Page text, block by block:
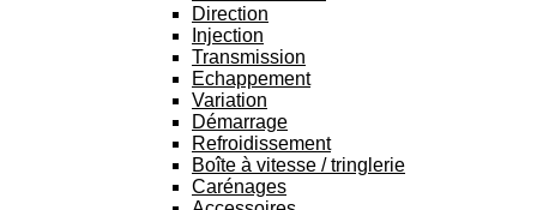
Direction
Injection
Transmission
Echappement
Variation
Démarrage
Refroidissement
Boîte à vitesse / tringlerie
Carénages